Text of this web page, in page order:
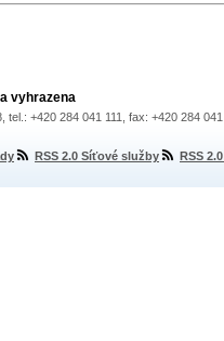
vyhrazena
tel.: +420 284 041 111, fax: +420 284
RSS 2.0 Síťové služby RSS